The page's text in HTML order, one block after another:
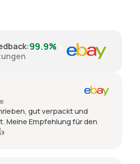
:99.9%
gut verpackt und
Meine Empfehlung für den